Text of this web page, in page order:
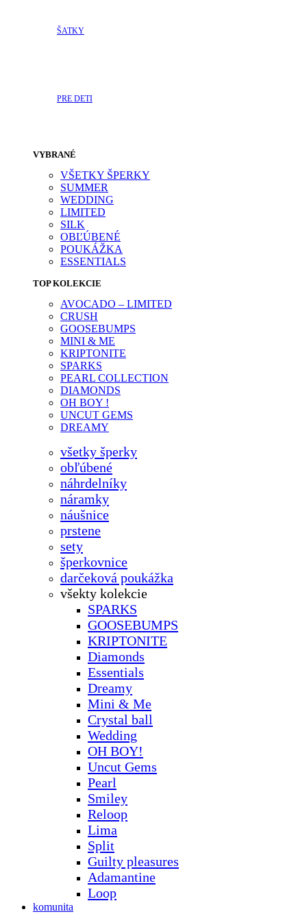
ŠATKY
PRE DETI
VYBRANÉ
VŠETKY ŠPERKY
SUMMER
WEDDING
LIMITED
SILK
OBĽÚBENÉ
POUKÁŽKA
ESSENTIALS
TOP KOLEKCIE
AVOCADO – LIMITED
CRUSH
GOOSEBUMPS
MINI & ME
KRIPTONITE
SPARKS
PEARL COLLECTION
DIAMONDS
OH BOY !
UNCUT GEMS
DREAMY
všetky šperky
obľúbené
náhrdelníky
náramky
náušnice
prstene
sety
šperkovnice
darčeková poukážka
všekty kolekcie
SPARKS
GOOSEBUMPS
KRIPTONITE
Diamonds
Essentials
Dreamy
Mini & Me
Crystal ball
Wedding
OH BOY!
Uncut Gems
Pearl
Smiley
Reloop
Lima
Split
Guilty pleasures
Adamantine
Loop
komunita